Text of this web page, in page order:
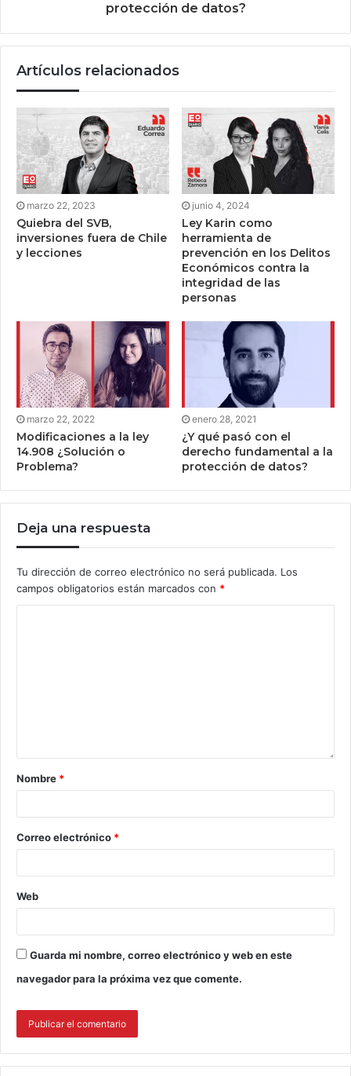
protección de datos?
Artículos relacionados
marzo 22, 2023
Quiebra del SVB,
inversiones fuera de Chile
y lecciones
junio 4, 2024
Ley Karin como
herramienta de
prevención en los Delitos
Económicos contra la
integridad de las
personas
marzo 22, 2022
Modificaciones a la ley
14.908 ¿Solución o
Problema?
enero 28, 2021
¿Y qué pasó con el
derecho fundamental a la
protección de datos?
Deja una respuesta
Tu dirección de correo electrónico no será publicada. Los
campos obligatorios están marcados con *
Nombre *
Correo electrónico *
Web
Guarda mi nombre, correo electrónico y web en este
navegador para la próxima vez que comente.